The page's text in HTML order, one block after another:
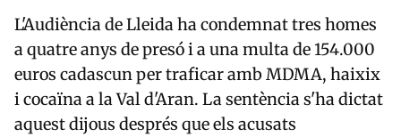
L'Audiència de Lleidaha condemnat tres homes
a quatre anys de presó i a una multa de 154.000
euros cadascun per traficar amb MDMA, haixix
i cocaïna a la Val d'Aran. La sentència s'ha dictat
aquest dijous després que els acusats